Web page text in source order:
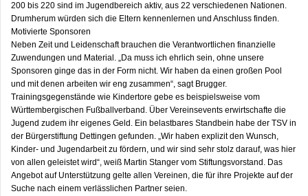
200 bis 220 sind im Jugendbereich aktiv, aus 22 verschiedenen Nationen.
Drumherum würden sich die Eltern kennenlernen und Anschluss finden.
Motivierte Sponsoren
Neben Zeit und Leidenschaft brauchen die Verantwortlichen finanzielle
Zuwendungen und Material. „Da muss ich ehrlich sein, ohne unsere
Sponsoren ginge das in der Form nicht. Wir haben da einen großen Pool
und mit denen arbeiten wir eng zusammen“, sagt Brugger.
Trainingsgegenstände wie Kindertore gebe es beispielsweise vom
Württembergischen Fußballverband. Über Vereinsevents erwirtschafte die
Jugend zudem ihr eigenes Geld. Ein belastbares Standbein habe der TSV in
der Bürgerstiftung Dettingen gefunden. „Wir haben explizit den Wunsch,
Kinder- und Jugendarbeit zu fördern, und wir sind sehr stolz darauf, was hier
von allen geleistet wird“, weiß Martin Stanger vom Stiftungsvorstand. Das
Angebot auf Unterstützung gelte allen Vereinen, die für ihre Projekte auf der
Suche nach einem verlässlichen Partner seien.